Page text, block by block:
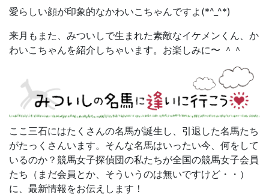
愛らしい顔が印象的なかわいこちゃんですよ(*^_^*)
来月もまた、みついしで生まれた素敵なイケメンくん、か
わいこちゃんを紹介しちゃいます。お楽しみに〜 ＾＾
ここ三石にはたくさんの名馬が誕生し、引退した名馬たち
がたっくさんいます。そんな名馬はいったい今、何をして
いるのか？競馬女子探偵団の私たちが全国の競馬女子会員
たち（まだ会員とか、そういうのは無いですけど・・）
に、最新情報をお伝えします！